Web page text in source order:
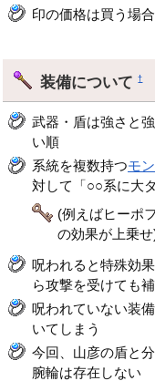
印の価格は買う場
装備について†
武器・盾は強さと
い順
系統を複数持つモ
対して「○○系に大
(例えばヒーポ
の効果が上乗せ
呪われると特殊効
ら攻撃を受けても
呪われていない装
いてしまう
今回、山彦の盾と
腕輪は存在しない